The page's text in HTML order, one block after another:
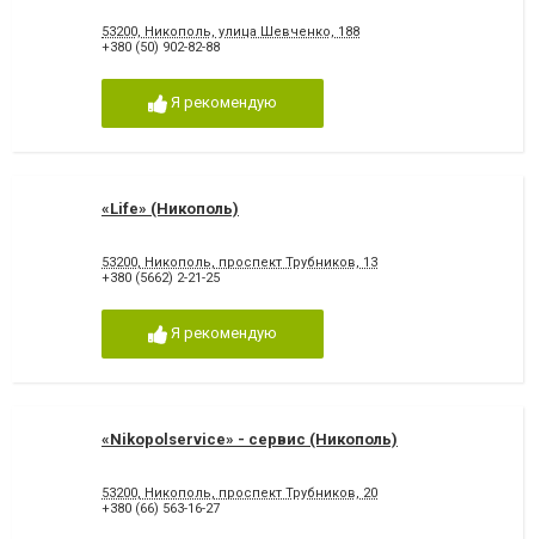
53200, Никополь, улица Шевченко, 188
+380 (50) 902-82-88
Я рекомендую
«Life» (Никополь)
53200, Никополь, проспект Трубников, 13
+380 (5662) 2-21-25
Я рекомендую
«Nikopolservice» - сервис (Никополь)
53200, Никополь, проспект Трубников, 20
+380 (66) 563-16-27